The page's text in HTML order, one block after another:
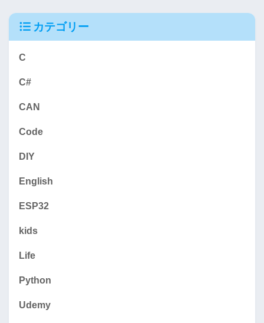
カテゴリー
C
C#
CAN
Code
DIY
English
ESP32
kids
Life
Python
Udemy